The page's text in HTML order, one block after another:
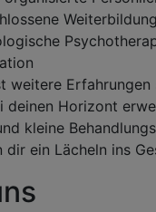
Weiterbildung
weitere Erfahrungen
deinen Horizont
kleine
dir ein Lächeln ins